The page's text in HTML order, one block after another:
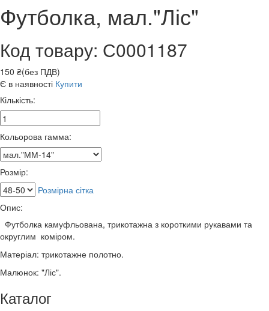
Футболка, мал."Ліс"
Код товару: С0001187
150 ₴(без ПДВ)
Є в наявності Купити
Кількість:
Кольорова гамма:
Розмір:
Розмірна сітка
Опис:
Футболка камуфльована, трикотажна з короткими рукавами та
округлим коміром.
Матеріал: трикотажне полотно.
Малюнок: "Ліс".
Каталог